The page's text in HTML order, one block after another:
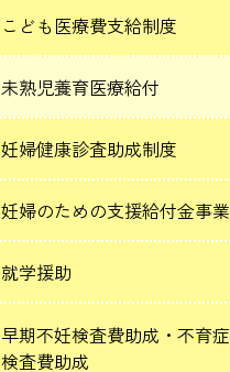
こども医療費支給制度
未熟児養育医療給付
妊婦健康診査助成制度
妊婦のための支援給付金事業
就学援助
早期不妊検査費助成・不育症
検査費助成